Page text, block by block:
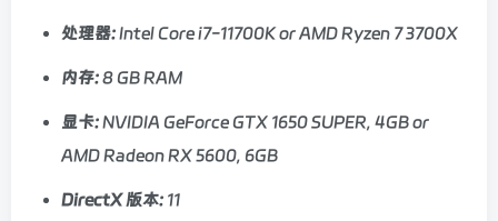
处理器:Intel Core i7-11700K or AMD Ryzen 7 3700X
内存:8 GB RAM
显卡:NVIDIA GeForce GTX 1650 SUPER, 4GB or
AMD Radeon RX 5600, 6GB
DirectX 版本: 11